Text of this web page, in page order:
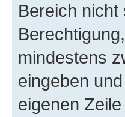
Bereich
mindestens
eingeben
eigenen